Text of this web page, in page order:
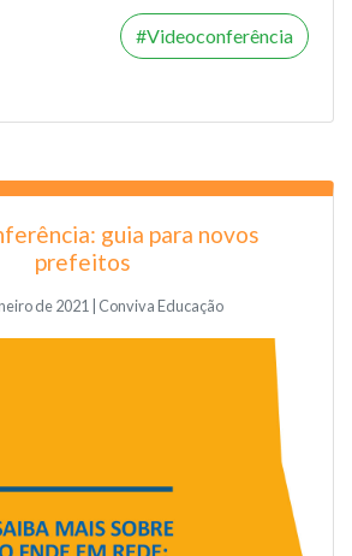
Videoconferência
guia para novos
prefeitos
de 2021 | Conviva Educação